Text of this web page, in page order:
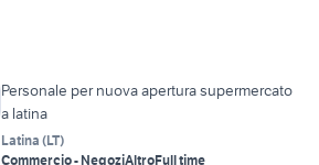
Personale per nuova apertura supermercato
a latina
Latina (LT)
Commercio - NegoziAltroFull time